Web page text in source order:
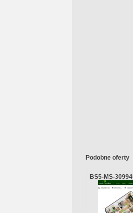
Podobne oferty
BS5-MS-